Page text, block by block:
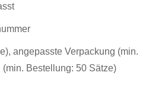
angepasste Verpackung (min.
Bestellung: 50 Sätze)